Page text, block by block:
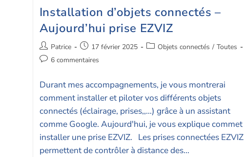
Installation d’objets connectés –
Aujourd’hui prise EZVIZ
Patrice 17 février 2025 Objets connectés / Toutes
6 commentaires
Durant mes accompagnements, je vous montrerai
comment installer et piloter vos différents objets
connectés (éclairage, prises,,…) grâce à un assistant
comme Google. Aujourd'hui, je vous explique commet
installer une prise EZVIZ. Les prises connectées EZVIZ
permettent de contrôler à distance des…